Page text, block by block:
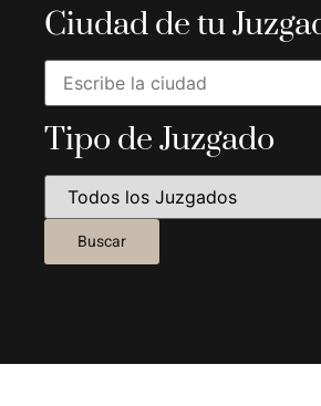
Ciudad de tu
Tipo de Juzgado